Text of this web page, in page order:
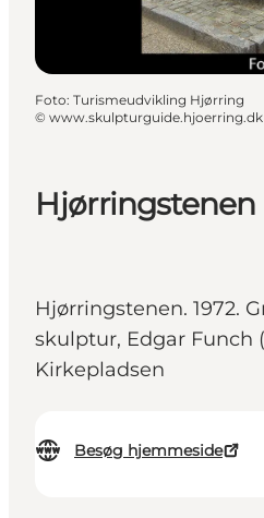
Hjørringstenen
Hjørringstenen. 1972.
skulptur, Edgar Funch
Kirkepladsen
Besøg hjemmeside
Foto: Turismeudvikling Hjørring
© www.skulpturguide.hjoerring.dk